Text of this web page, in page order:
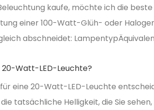
kaufe, möchte ich die
einer 100-Watt-Glüh- oder
abschneidet:
20-Watt-LED-Leuchte?
eine 20-Watt-LED-Leuchte
tatsächliche Helligkeit, die Sie